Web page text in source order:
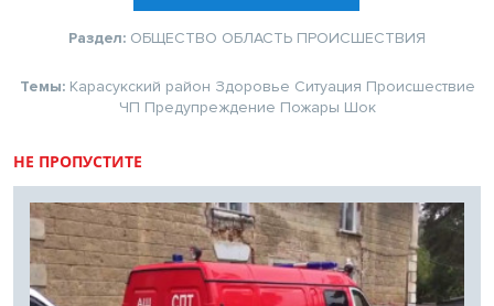
Раздел: ОБЩЕСТВО ОБЛАСТЬ ПРОИСШЕСТВИЯ
Темы: Карасукский район Здоровье Ситуация Происшествие
ЧП Предупреждение Пожары Шок
НЕ ПРОПУСТИТЕ